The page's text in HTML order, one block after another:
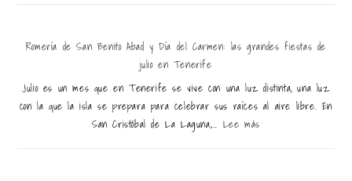
Romería de San Benito Abad y Día del Carmen: las grandes fiestas de
julio en Tenerife
Julio es un mes que en Tenerife se vive con una luz distinta, una luz
con la que la isla se prepara para celebrar sus raíces al aire libre. En
San Cristóbal de La Laguna,... Lee más